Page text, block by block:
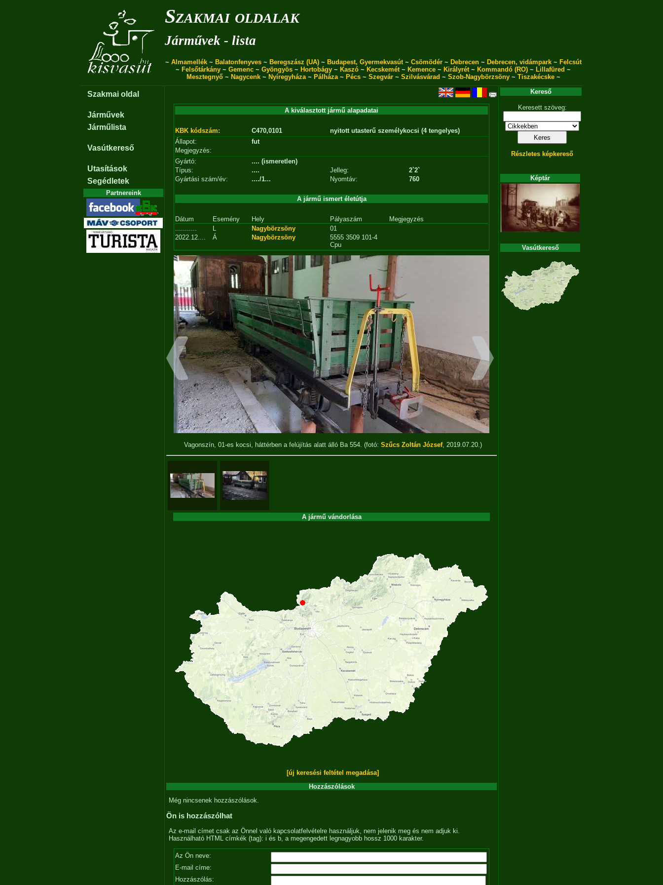
Szakmai oldalak
Járművek - lista
~ Almamellék~ Balatonfenyves~ Beregszász (UA)~ Budapest, Gyermekvasút~ Csömödér~ Debrecen~ Debrecen, vidámpark~ Felcsút
~ Felsőtárkány ~ Gemenc ~ Gyöngyös ~ Hortobágy ~ Kaszó ~ Kecskemét~ Kemence ~ Királyrét~ Kommandó (RO) ~ Lillafüred ~
Mesztegnyő~ Nagycenk~ Nyíregyháza~ Pálháza~ Pécs~ Szegvár~ Szilvásvárad ~ Szob-Nagybörzsöny~ Tiszakécske~
Szakmai oldal
Járművek
Járműlista
Vasútkereső
Utasítások
Segédletek
Partnereink
A kiválasztott jármű alapadatai
KBK kódszám: C470,0101
nyitott utasterű személykocsi (4 tengelyes)
Állapot:
fut
Megjegyzés:
Gyártó:
.... (ismeretlen)
Típus:
.... Jelleg:
2`2`
Gyártási szám/év:
..../1... Nyomtáv: 760
A jármű ismert életútja
Dátum Esemény Hely Pályaszám
Megjegyzés
...........
L Nagybörzsöny
01
2022.12....
Á Nagybörzsöny
5555 3509 101-4
Cpu
Vagonszín, 01-es kocsi, háttérben a felújítás alatt álló Ba 554. (fotó: Szűcs Zoltán József, 2019.07.20.)
A jármű vándorlása
[új keresési feltétel megadása]
Hozzászólások
Még nincsenek hozzászólások.
Ön is hozzászólhat
Az e-mail címet csak az Önnel való kapcsolatfelvételre használjuk, nem jelenik meg és nem adjuk ki.
Használható HTML címkék (tag): i és b, a megengedett legnagyobb hossz 1000 karakter.
Az Ön neve:
E-mail címe:
Hozzászólás:
Kereső
Keresett szöveg:
Részletes képkereső
Képtár
Vasútkereső